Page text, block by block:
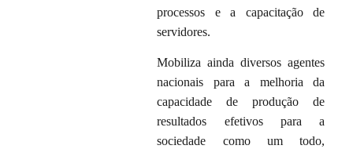
processos e a capacitação de
servidores.
Mobiliza ainda diversos agentes
nacionais para a melhoria da
capacidade de produção de
resultados efetivos para a
sociedade como um todo,